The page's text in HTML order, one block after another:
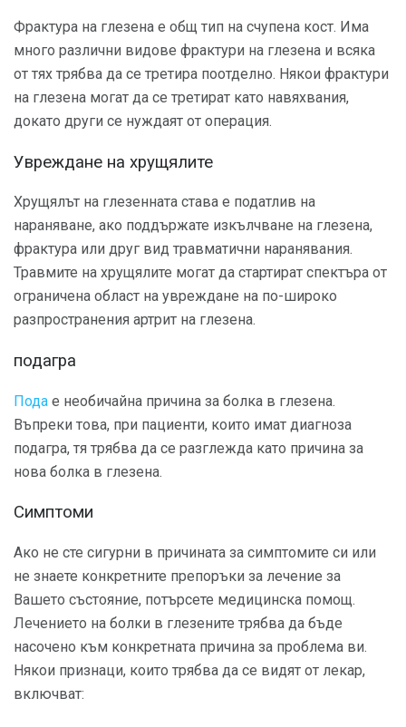
Фрактура на глезена е общ тип на счупена кост. Има
много различни видове фрактури на глезена и всяка
от тях трябва да се третира поотделно. Някои фрактури
на глезена могат да се третират като навяхвания,
докато други се нуждаят от операция.
Увреждане на хрущялите
Хрущялът на глезенната става е податлив на
нараняване, ако поддържате изкълчване на глезена,
фрактура или друг вид травматични наранявания.
Травмите на хрущялите могат да стартират спектъра от
ограничена област на увреждане на по-широко
разпространения артрит на глезена.
подагра
Пода е необичайна причина за болка в глезена.
Въпреки това, при пациенти, които имат диагноза
подагра, тя трябва да се разглежда като причина за
нова болка в глезена.
Симптоми
Ако не сте сигурни в причината за симптомите си или
не знаете конкретните препоръки за лечение за
Вашето състояние, потърсете медицинска помощ.
Лечението на болки в глезените трябва да бъде
насочено към конкретната причина за проблема ви.
Някои признаци, които трябва да се видят от лекар,
включват: